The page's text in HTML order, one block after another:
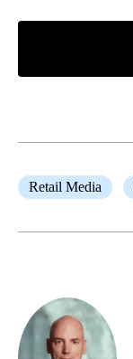
Retail Media